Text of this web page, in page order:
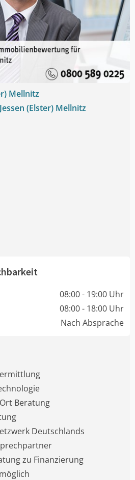
Mellnitz
Jessen (Elster) Mellnitz
08:00 - 19:00 Uhr
08:00 - 18:00 Uhr
Nach Absprache
Beratung
Deutschlands
zu Finanzierung